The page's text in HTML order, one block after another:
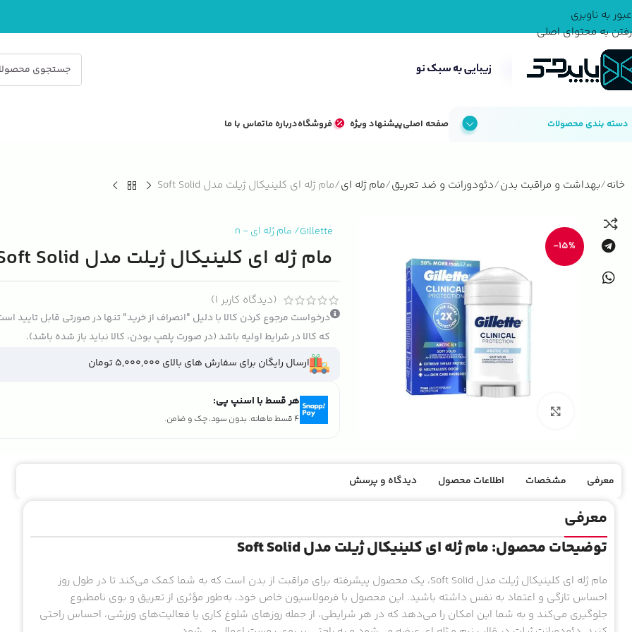
عبور به ناوبری
رفتن به محتوای اصلی
دسته بندی محصولات صفحه اصلیپیشنهاد ویژه فروشگاهدرباره ماتماس با ما
خانه بهداشت و مراقبت بدن دئودورانت و ضد تعریق مام ژله ای مام ژله ای کلینیکال ژیلت مدل Soft Solid
-15%
Gillette
/ مام ژله ای-
n
مام ژله ای کلینیکال ژیلت مدل Soft Solid
(دیدگاه کاربر 1
)
درخواست مرجوع کردن کالا با دلیل "انصراف از خرید" تنها در صورتی قابل تایید
که کالا در شرایط اولیه باشد (در صورت پلمپ بودن، کالا نباید باز شده باشد).
ارسال رایگان برای سفارش های بالای 5,000,000 تومان
هر قسط با اسنپ پی:
4 قسط ماهانه. بدون سود، چک و ضامن.
معرفی مشخصات اطلاعات محصول دیدگاه و پرسش
معرفی
توضیحات محصول: مام ژله ای کلینیکال ژیلت مدل Soft Solid
مام ژله ای کلینیکال ژیلت مدل Soft Solid، یک محصول پیشرفته برای مراقبت از بدن است که به شما کمک می‌کند تا در طول روز
احساس تازگی و اعتماد به نفس داشته باشید. این محصول با فرمولاسیون خاص خود، به‌طور مؤثری از تعریق و بوی نامطبوع
جلوگیری می‌کند و به شما این امکان را می‌دهد که در هر شرایطی، از جمله روزهای شلوغ کاری یا فعالیت‌های ورزشی، احساس راحتی